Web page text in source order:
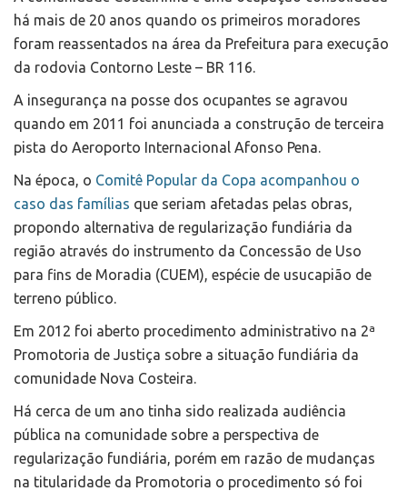
há mais de 20 anos quando os primeiros moradores
foram reassentados na área da Prefeitura para execução
da rodovia Contorno Leste – BR 116.
A insegurança na posse dos ocupantes se agravou
quando em 2011 foi anunciada a construção de terceira
pista do Aeroporto Internacional Afonso Pena.
Na época, o Comitê Popular da Copa acompanhou o
caso das famílias que seriam afetadas pelas obras,
propondo alternativa de regularização fundiária da
região através do instrumento da Concessão de Uso
para fins de Moradia (CUEM), espécie de usucapião de
terreno público.
Em 2012 foi aberto procedimento administrativo na 2ª
Promotoria de Justiça sobre a situação fundiária da
comunidade Nova Costeira.
Há cerca de um ano tinha sido realizada audiência
pública na comunidade sobre a perspectiva de
regularização fundiária, porém em razão de mudanças
na titularidade da Promotoria o procedimento só foi